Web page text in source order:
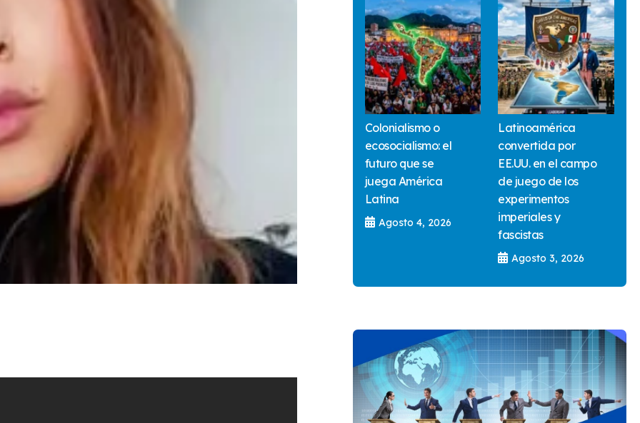
Colonialismo o
ecosocialismo: el
futuro que se
juega América
Latina
Agosto 4, 2026
Latinoamérica
convertida por
EE.UU. en el campo
de juego de los
experimentos
imperiales y
fascistas
Agosto 3, 2026